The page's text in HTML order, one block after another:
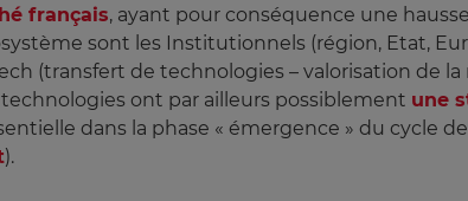
français, ayant pour conséquence une
sont les Institutionnels (région, Etat,
(transfert de technologies – valorisation de
technologies ont par ailleurs possiblement une
dans la phase « émergence » du cycle
).